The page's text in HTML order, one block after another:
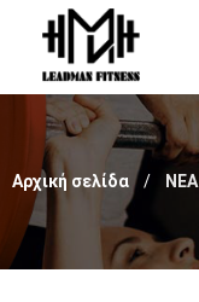
Αρχική σελίδα ΝΕΑ